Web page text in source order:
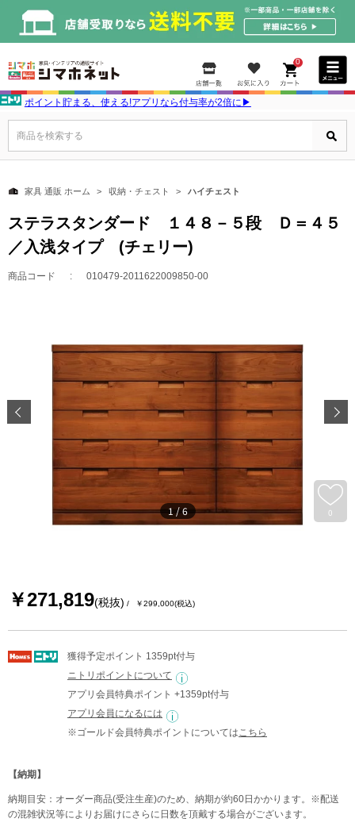
0
ポイント貯まる、使える!アプリなら付与率が2倍に▶
商品を検索する
家具 通販 ホーム 収納・チェスト ハイチェスト
ステラスタンダード １４８－５段 Ｄ＝４５
／入浅タイプ (チェリー)
商品コード 010479-2011622009850-00
0
1/6
￥271,819(税抜) ￥299,000(税込)
獲得予定ポイント 1359pt付与
ニトリポイントについて
アプリ会員特典ポイント +1359pt付与
アプリ会員になるには
※ゴールド会員特典ポイントについては こちら
【納期】
納期目安：オーダー商品(受注生産)のため、納期が約60日かかります。※配送
の混雑状況等によりお届けにさらに日数を頂戴する場合がございます。